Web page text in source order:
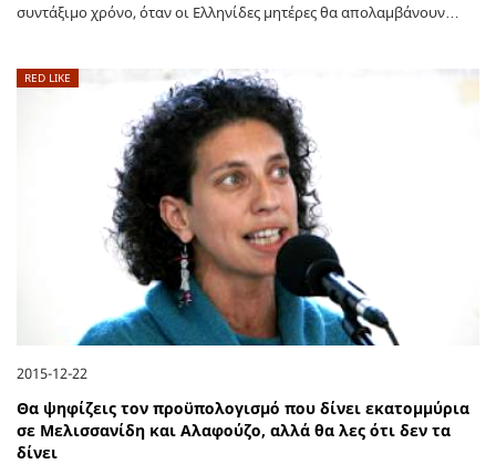
συντάξιμο χρόνο, όταν οι Ελληνίδες μητέρες θα απολαμβάνουν…
RED LIKE
2015-12-22
Θα ψηφίζεις τον προϋπολογισμό που δίνει εκατομμύρια
σε Μελισσανίδη και Αλαφούζο, αλλά θα λες ότι δεν τα
δίνει